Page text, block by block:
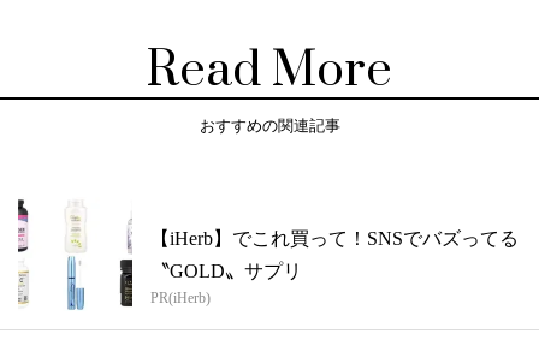
Read More
おすすめの関連記事
【iHerb】でこれ買って！SNSでバズってる
〝GOLD〟サプリ
PR(iHerb)